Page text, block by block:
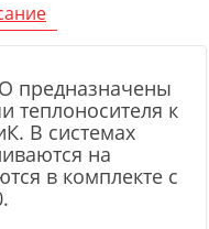
предназначены
теплоносителя к
В системах
на
в комплекте с